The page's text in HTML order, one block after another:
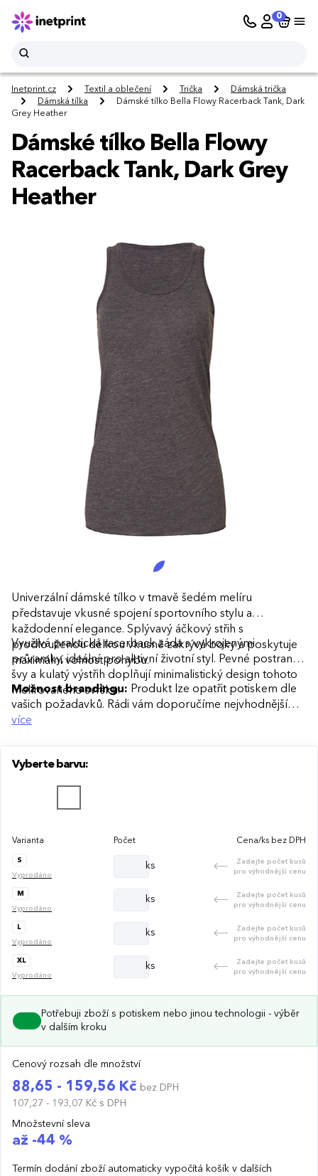
0
Inetprint.cz Textil a oblečení Trička
Dámská trička
Dámská tílka
Dámské tílko Bella Flowy Racerback Tank, Dark
Grey Heather
Dámské tílko Bella Flowy
Racerback Tank, Dark Grey
Heather
Univerzální dámské tílko v tmavě šedém melíru
představuje vkusné spojení sportovního stylu a
každodenní elegance. Splývavý áčkový střih s
prodlouženou délkou vkusně zakrývá boky a poskytuje
maximální volnost pohybu.
Využívá praktická racerback záda s vykrojenými
průramky, ideální pro aktivní životní styl. Pevné postranní
švy a kulatý výstřih doplňují minimalistický design tohoto
melírovaného svršku.
Možnost brandingu: Produkt lze opatřit potiskem dle
vašich požadavků. Rádi vám doporučíme nejvhodnější
technologii potisku s ohledem na design i váš rozpočet.
více
Vyberte barvu:
Varianta Počet Cena/ks bez DPH
S
Vyprodáno
ks
Zadejte počet kusů
pro výhodnější cenu
M
Vyprodáno
ks
Zadejte počet kusů
pro výhodnější cenu
L
Vyprodáno
ks
Zadejte počet kusů
pro výhodnější cenu
XL
Vyprodáno
ks
Zadejte počet kusů
pro výhodnější cenu
Potřebuji zboží s potiskem nebo jinou technologii - výběr
v dalším kroku
Cenový rozsah dle množství
88,65 - 159,56 Kč bez DPH
107,27 - 193,07 Kč s DPH
Množstevní sleva
až -44 %
Termín dodání zboží automaticky vypočítá košík v dalších